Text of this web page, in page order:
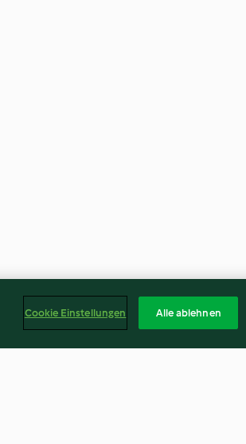
Cookie Einstellungen Alle ablehnen